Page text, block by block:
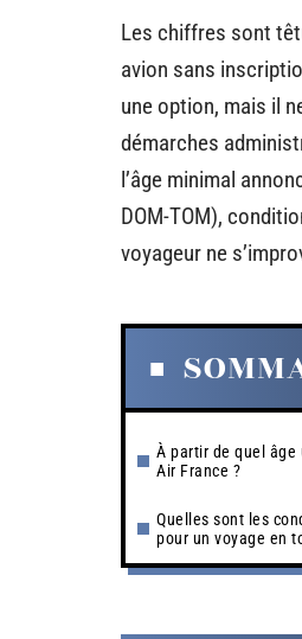
Les chiffres sont
avion sans
une option, mais il
démarches
l’âge minimal
DOM-TOM),
voyageur ne
À partir de quel âge
Air France ?
Quelles sont les
pour un voyage en